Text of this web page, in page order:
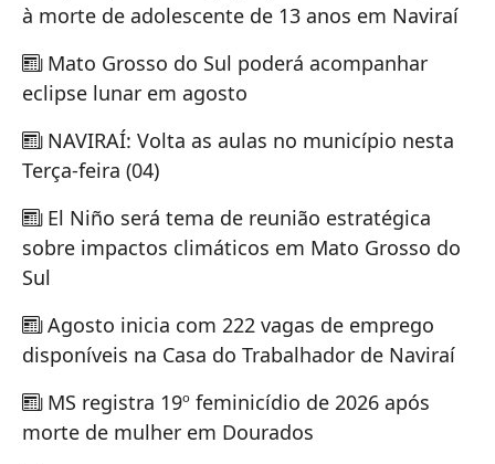
à morte de adolescente de 13 anos em Naviraí
Mato Grosso do Sul poderá acompanhar
eclipse lunar em agosto
NAVIRAÍ: Volta as aulas no município nesta
Terça-feira (04)
El Niño será tema de reunião estratégica
sobre impactos climáticos em Mato Grosso do
Sul
Agosto inicia com 222 vagas de emprego
disponíveis na Casa do Trabalhador de Naviraí
MS registra 19º feminicídio de 2026 após
morte de mulher em Dourados